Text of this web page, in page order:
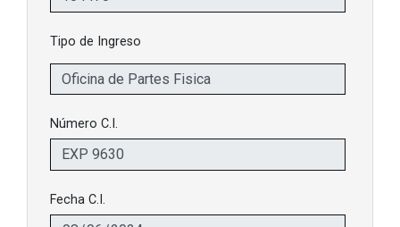
Tipo de Ingreso
Número C.I.
Fecha C.I.